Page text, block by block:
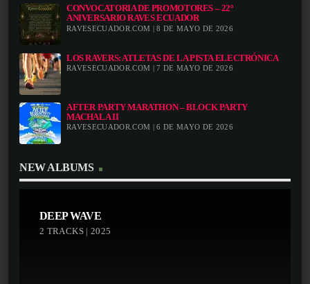
CONVOCATORIA DE PROMOTORES – 22º
ANIVERSARIO RAVES ECUADOR
RAVESECUADOR.COM | 8 DE MAYO DE 2026
LOS RAVERS: ATLETAS DE LA PISTA ELECTRÓNICA
RAVESECUADOR.COM | 7 DE MAYO DE 2026
AFTER PARTY MARATHON – BLOCK PARTY
MACHALA II
RAVESECUADOR.COM | 6 DE MAYO DE 2026
NEW ALBUMS
DEEP WAVE
2 TRACKS | 2025